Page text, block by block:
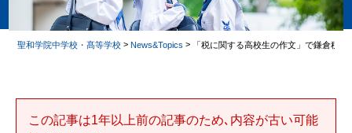
聖和学院中学校・髙等学校 >News&Topics > 「税に関する高校生の作文」で鎌倉税務
この記事は1年以上前の記事のため､内容が古い可能